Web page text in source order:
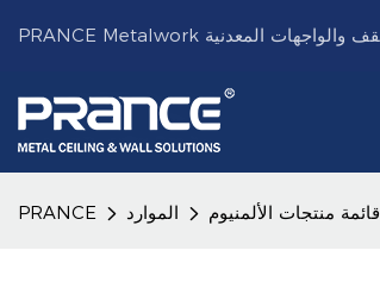
PRANCE الموارد قائمة منتجات الألمنيوم